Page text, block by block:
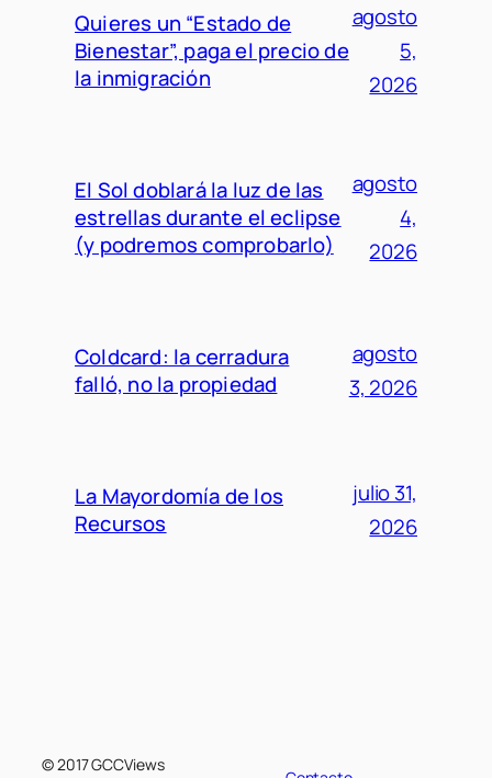
Quieres un “Estado de
Bienestar”, paga el precio de
la inmigración
agosto
5,
2026
El Sol doblará la luz de las
estrellas durante el eclipse
(y podremos comprobarlo)
agosto
4,
2026
Coldcard: la cerradura
falló, no la propiedad
agosto
3, 2026
La Mayordomía de los
Recursos
julio 31,
2026
© 2017 GCCViews